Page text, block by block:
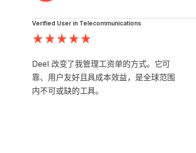
Verified User in Telecommunications
Deel 改变了我管理工资单的方式。它可
靠、用户友好且具成本效益，是全球范围
内不可或缺的工具。